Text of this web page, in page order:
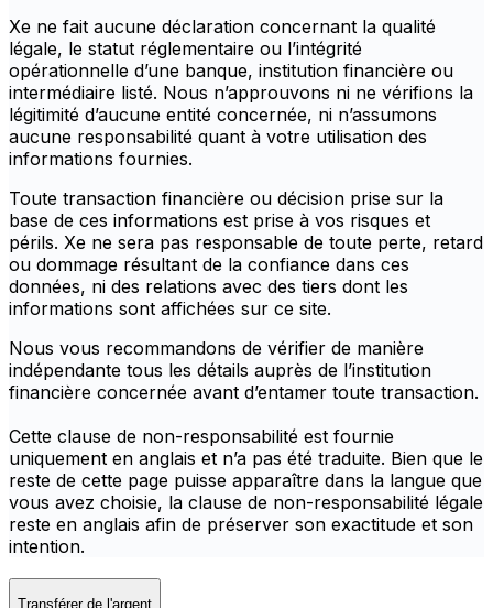
Xe ne fait aucune déclaration concernant la qualité
légale, le statut réglementaire ou l’intégrité
opérationnelle d’une banque, institution financière ou
intermédiaire listé. Nous n’approuvons ni ne vérifions la
légitimité d’aucune entité concernée, ni n’assumons
aucune responsabilité quant à votre utilisation des
informations fournies.
Toute transaction financière ou décision prise sur la
base de ces informations est prise à vos risques et
périls. Xe ne sera pas responsable de toute perte, retard
ou dommage résultant de la confiance dans ces
données, ni des relations avec des tiers dont les
informations sont affichées sur ce site.
Nous vous recommandons de vérifier de manière
indépendante tous les détails auprès de l’institution
financière concernée avant d’entamer toute transaction.
Cette clause de non-responsabilité est fournie
uniquement en anglais et n’a pas été traduite. Bien que le
reste de cette page puisse apparaître dans la langue que
vous avez choisie, la clause de non-responsabilité légale
reste en anglais afin de préserver son exactitude et son
intention.
Transférer de l'argent